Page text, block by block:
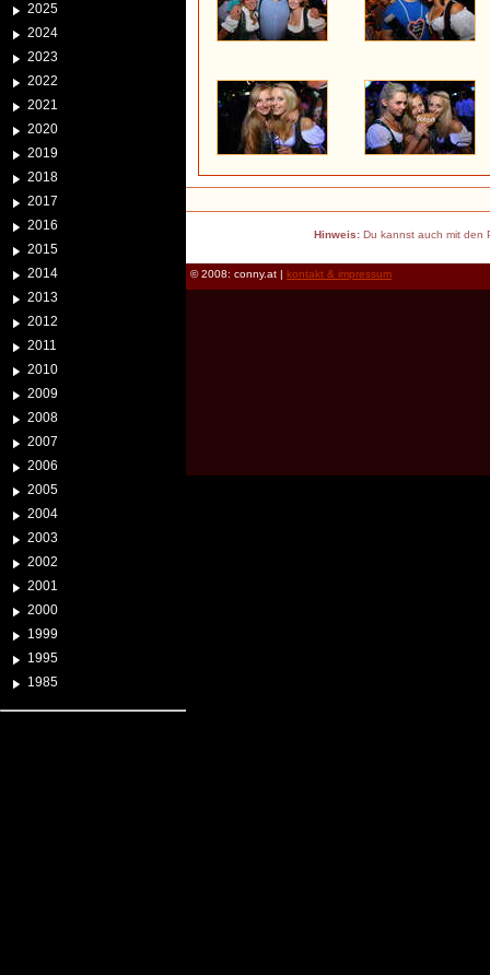
2025
2024
2023
2022
2021
2020
2019
2018
2017
2016
2015
2014
2013
2012
2011
2010
2009
2008
2007
2006
2005
2004
2003
2002
2001
2000
1999
1995
1985
Hinweis:Du kannst auch mit den
© 2008: conny.at | kontakt & impressum